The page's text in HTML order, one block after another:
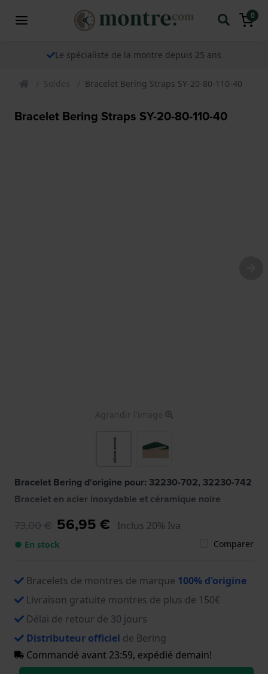
0
Le spécialiste de la montre depuis 25 ans
Soldes Bracelet Bering Straps SY-20-80-110-40
Bracelet Bering Straps SY-20-80-110-40
Agrandir l'image
Bracelet Bering d'origine pour: 32230-702, 32230-742
Bracelet en acier inoxydable et céramique noire
73,00 € 56,95 € Inclus 20% Iva
● En stock Comparer
Bracelets de montres de marque 100% d'origine
Livraison gratuite montres de plus de 150€
Délai de retour de 30 jours
Distributeur officiel de Bering
Commandé avant 23:59, expédié demain!